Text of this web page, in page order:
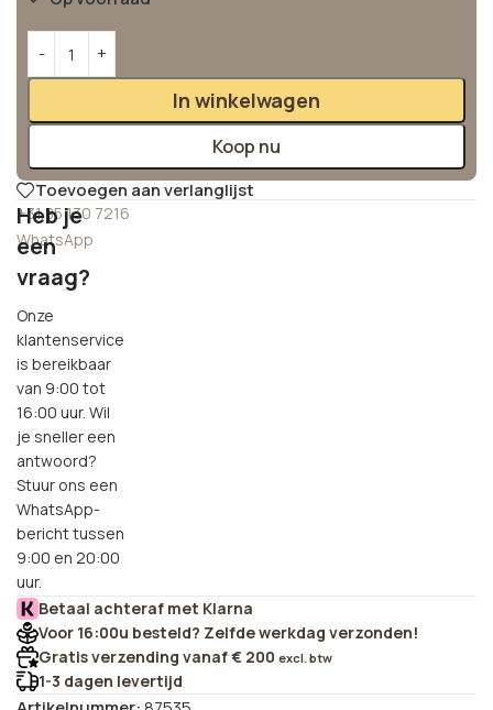
In winkelwagen
Koop nu
Toevoegen aan verlanglijst
+31 85 130 7216
WhatsApp
Heb je
een
vraag?
Onze
klantenservice
is bereikbaar
van 9:00 tot
16:00 uur. Wil
je sneller een
antwoord?
Stuur ons een
WhatsApp-
bericht tussen
9:00 en 20:00
uur.
Betaal achteraf met Klarna
Voor 16:00u besteld? Zelfde werkdag verzonden!
Gratis verzending vanaf € 200 excl. btw
1-3 dagen levertijd